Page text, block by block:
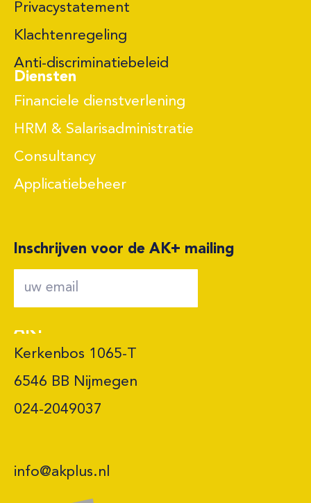
Privacystatement
Klachtenregeling
Anti-discriminatiebeleid
Diensten
Financiele dienstverlening
HRM & Salarisadministratie
Consultancy
Applicatiebeheer
Inschrijven voor de AK+ mailing
AK+
Kerkenbos 1065-T
6546 BB Nijmegen
024-2049037
info@akplus.nl